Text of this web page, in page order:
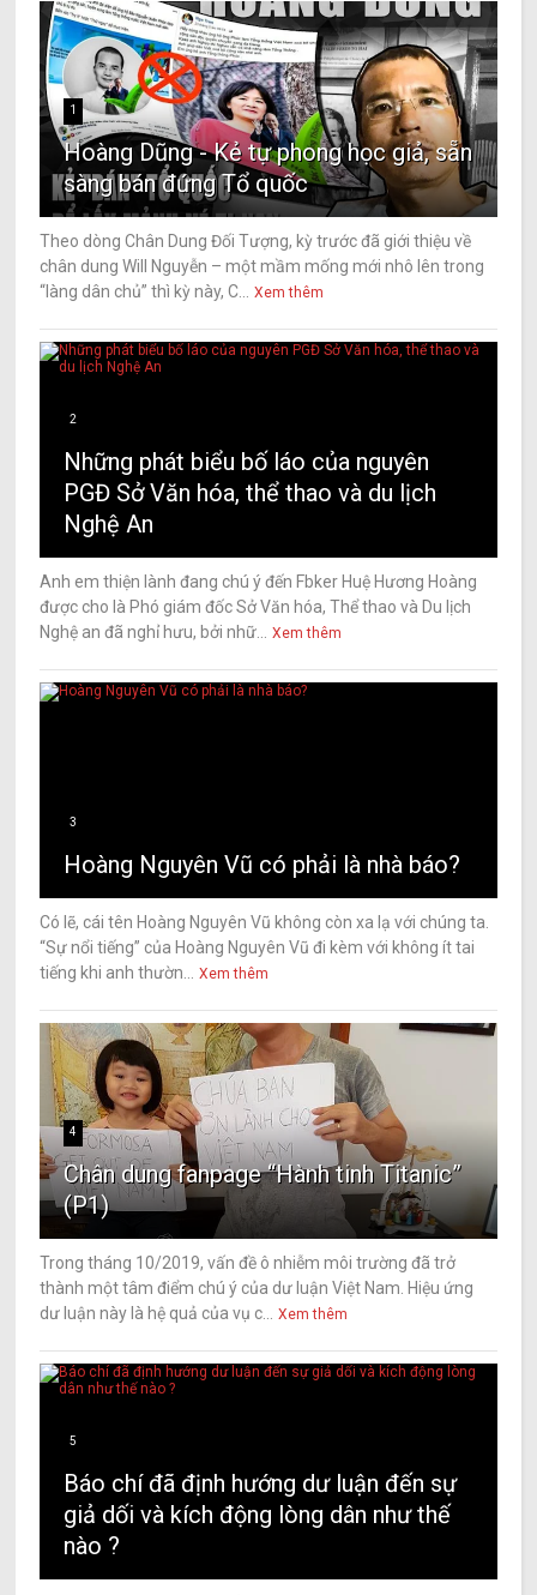
1
Hoàng Dũng - Kẻ tự phong học giả, sẵn
sàng bán đứng Tổ quốc
Theo dòng Chân Dung Đối Tượng, kỳ trước đã giới thiệu về
chân dung Will Nguyễn – một mầm mống mới nhô lên trong
“làng dân chủ” thì kỳ này, C...
Xem thêm
2
Những phát biểu bố láo của nguyên
PGĐ Sở Văn hóa, thể thao và du lịch
Nghệ An
Anh em thiện lành đang chú ý đến Fbker Huệ Hương Hoàng
được cho là Phó giám đốc Sở Văn hóa, Thể thao và Du lịch
Nghệ an đã nghỉ hưu, bởi nhữ...
Xem thêm
3
Hoàng Nguyên Vũ có phải là nhà báo?
Có lẽ, cái tên Hoàng Nguyên Vũ không còn xa lạ với chúng ta.
“Sự nổi tiếng” của Hoàng Nguyên Vũ đi kèm với không ít tai
tiếng khi anh thườn...
Xem thêm
4
Chân dung fanpage “Hành tinh Titanic”
(P1)
Trong tháng 10/2019, vấn đề ô nhiễm môi trường đã trở
thành một tâm điểm chú ý của dư luận Việt Nam. Hiệu ứng
dư luận này là hệ quả của vụ c...
Xem thêm
5
Báo chí đã định hướng dư luận đến sự
giả dối và kích động lòng dân như thế
nào ?